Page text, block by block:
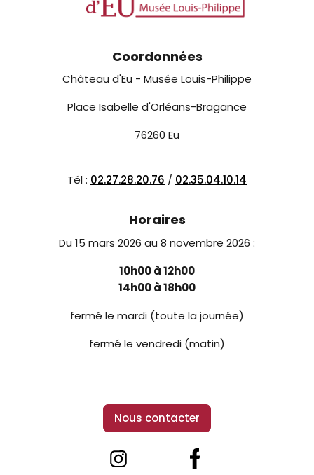
Coordonnées
Château d'Eu - Musée Louis-Philippe
Place Isabelle d'Orléans-Bragance
76260 Eu
Tél : 02.27.28.20.76 / 02.35.04.10.14
Horaires
Du 15 mars 2026 au 8 novembre 2026 :
10h00 à 12h00
14h00 à 18h00
fermé le mardi (toute la journée)
fermé le vendredi (matin)
Nous contacter
@museelouisphilippeChâteau-Musée Louis